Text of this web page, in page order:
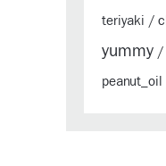
teriyaki /
yummy /
peanut_oil